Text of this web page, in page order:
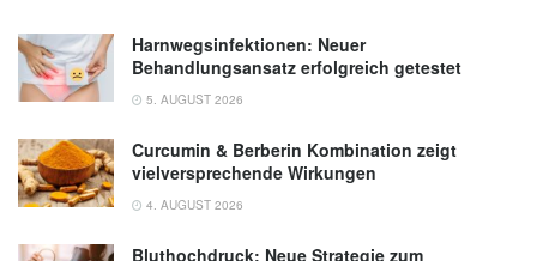
Harnwegsinfektionen: Neuer
Behandlungsansatz erfolgreich getestet
5. AUGUST 2026
Curcumin & Berberin Kombination zeigt
vielversprechende Wirkungen
4. AUGUST 2026
Bluthochdruck: Neue Strategie zum